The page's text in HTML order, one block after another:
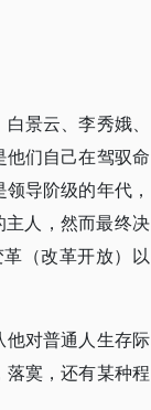
景云、李秀娥、
们自己在驾驭命
导阶级的年代，
主人，然而最终决
（改革开放）以
对普通人生存际
寞，还有某种程